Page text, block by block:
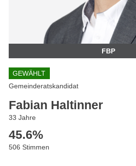
FBP
GEWÄHLT
Gemeinderatskandidat
Fabian Haltinner
33 Jahre
45.6%
506 Stimmen